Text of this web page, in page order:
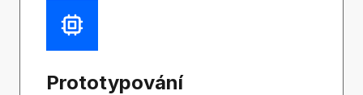
Prototypování